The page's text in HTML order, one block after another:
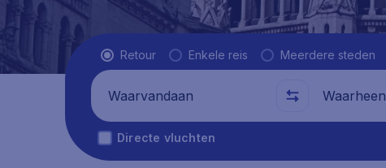
Vluchttype
Retour Enkele reis Meerdere steden
Waarvandaan Waarheen
Directe vluchten